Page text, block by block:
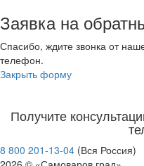
Заявка на
Спасибо, ждите звонка от
телефон.
Закрыть форму
Получите
8 800 201-13-04 (Вся Россия)